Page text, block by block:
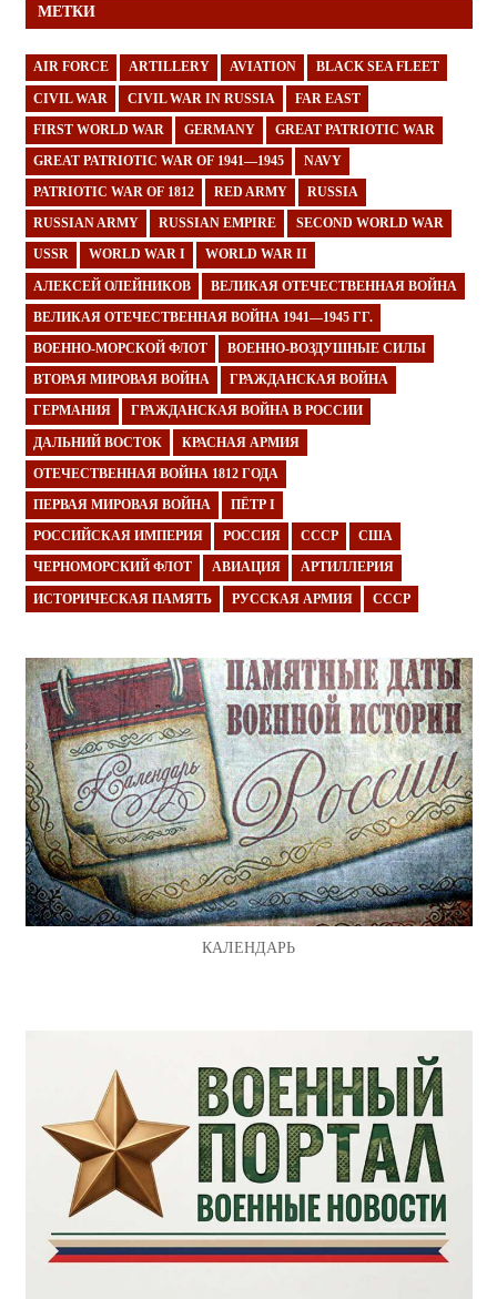
МЕТКИ
AIR FORCE ARTILLERY AVIATION BLACK SEA FLEET
CIVIL WAR CIVIL WAR IN RUSSIA FAR EAST
FIRST WORLD WAR GERMANY GREAT PATRIOTIC WAR
GREAT PATRIOTIC WAR OF 1941—1945 NAVY
PATRIOTIC WAR OF 1812 RED ARMY RUSSIA
RUSSIAN ARMY RUSSIAN EMPIRE SECOND WORLD WAR
USSR WORLD WAR I WORLD WAR II
АЛЕКСЕЙ ОЛЕЙНИКОВ ВЕЛИКАЯ ОТЕЧЕСТВЕННАЯ ВОЙНА
ВЕЛИКАЯ ОТЕЧЕСТВЕННАЯ ВОЙНА 1941—1945 ГГ.
ВОЕННО-МОРСКОЙ ФЛОТ ВОЕННО-ВОЗДУШНЫЕ СИЛЫ
ВТОРАЯ МИРОВАЯ ВОЙНА ГРАЖДАНСКАЯ ВОЙНА
ГЕРМАНИЯ ГРАЖДАНСКАЯ ВОЙНА В РОССИИ
ДАЛЬНИЙ ВОСТОК КРАСНАЯ АРМИЯ
ОТЕЧЕСТВЕННАЯ ВОЙНА 1812 ГОДА
ПЕРВАЯ МИРОВАЯ ВОЙНА ПЁТР I
РОССИЙСКАЯ ИМПЕРИЯ РОССИЯ СССР США
ЧЕРНОМОРСКИЙ ФЛОТ АВИАЦИЯ АРТИЛЛЕРИЯ
ИСТОРИЧЕСКАЯ ПАМЯТЬ РУССКАЯ АРМИЯ СССР
КАЛЕНДАРЬ